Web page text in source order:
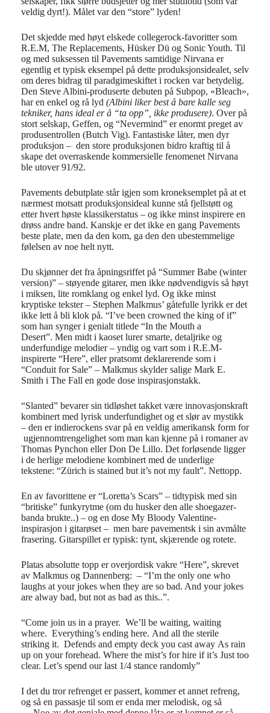
veldig dyrt!). Målet var den “store” lyden!
Det skjedde med høyt elskede collegerock-favoritter som
R.E.M, The Replacements, Hüsker Dü og Sonic Youth. Til
og med suksessen til Pavements samtidige Nirvana er
egentlig et typisk eksempel på dette produksjonsidealet, selv
om deres bidrag til paradgimeskiftet i rocken var betydelig.
Den Steve Albini-produserte debuten på Subpop, «Bleach»,
har en enkel og rå lyd (Albini liker best å bare kalle seg
tekniker, hans ideal er å “ta opp”, ikke produsere). Over på
stort selskap, Geffen, og “Nevermind” er enormt preget av
produsentrollen (Butch Vig). Fantastiske låter, men dyr
produksjon – den store produksjonen bidro kraftig til å
skape det overraskende kommersielle fenomenet Nirvana
ble utover 91/92.
Pavements debutplate står igjen som kroneksemplet på at et
nærmest motsatt produksjonsideal kunne stå fjellstøtt og
etter hvert høste klassikerstatus – og ikke minst inspirere en
drøss andre band. Kanskje er det ikke en gang Pavements
beste plate, men da den kom, ga den den ubestemmelige
følelsen av noe helt nytt.
Du skjønner det fra åpningsriffet på “Summer Babe (winter
version)” – støyende gitarer, men ikke nødvendigvis så høyt
i miksen, lite romklang og enkel lyd. Og ikke minst
kryptiske tekster – Stephen Malkmus’ gåtefulle lyrikk er det
ikke lett å bli klok på. “I’ve been crowned the king of if”
som han synger i genialt titlede “In the Mouth a
Desert”. Men midt i kaoset lurer smarte, detaljrike og
underfundige melodier – yndig og vart som i R.E.M-
inspirerte “Here”, eller pratsomt deklarerende som i
“Conduit for Sale” – Malkmus skylder salige Mark E.
Smith i The Fall en gode dose inspirasjonstakk.
“Slanted” bevarer sin tidløshet takket være innovasjonskraft
kombinert med lyrisk underfundighet og et slør av mystikk
– den er indierockens svar på en veldig amerikansk form for
ugjennomtrengelighet som man kan kjenne på i romaner av
Thomas Pynchon eller Don De Lillo. Det forløsende ligger
i de herlige melodiene kombinert med de underlige
tekstene: “Zürich is stained but it’s not my fault”. Nettopp.
En av favorittene er “Loretta’s Scars” – tidtypisk med sin
“britiske” funkyrytme (om du husker den alle shoegazer-
banda brukte..) – og en dose My Bloody Valentine-
inspirasjon i gitarøset – men bare pavementsk i sin avmålte
frasering. Gitarspillet er typisk: tynt, skjærende og rotete.
Platas absolutte topp er overjordisk vakre “Here”, skrevet
av Malkmus og Dannenberg: – “I’m the only one who
laughs at your jokes when they are so bad. And your jokes
are alway bad, but not as bad as this..”.
“Come join us in a prayer. We’ll be waiting, waiting
where. Everything’s ending here. And all the sterile
striking it. Defends and empty deck you cast away As rain
up on your forehead. Where the mist’s for hire if it’s Just too
clear. Let’s spend our last 1/4 stance randomly”
I det du tror refrenget er passert, kommer et annet refreng,
og så en passasje til som er enda mer melodisk, og så